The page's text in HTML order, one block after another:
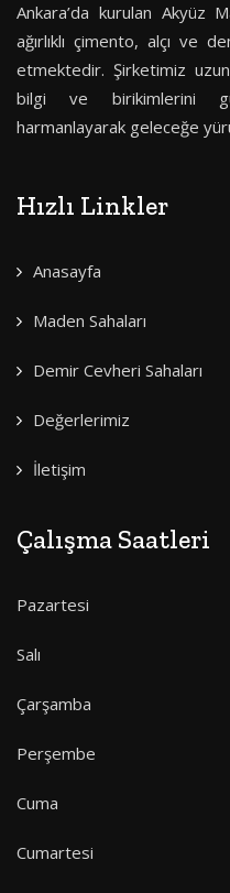
Ankara’da kurulan Akyüz
ağırlıklı çimento, alçı ve
etmektedir. Şirketimiz
bilgi ve birikimlerini
harmanlayarak geleceğe
Hızlı Linkler
Anasayfa
Maden Sahaları
Demir Cevheri Sahaları
Değerlerimiz
İletişim
Çalışma Saatleri
Pazartesi
Salı
Çarşamba
Perşembe
Cuma
Cumartesi